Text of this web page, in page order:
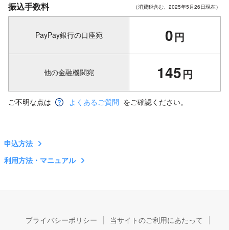
振込手数料 （消費税含む、2025年5月26日現在）
PayPay銀行の口座宛 0円
他の金融機関宛 145円
ご不明な点は よくあるご質問 をご確認ください。
申込方法
利用方法・マニュアル
プライバシーポリシー 当サイトのご利用にあたって